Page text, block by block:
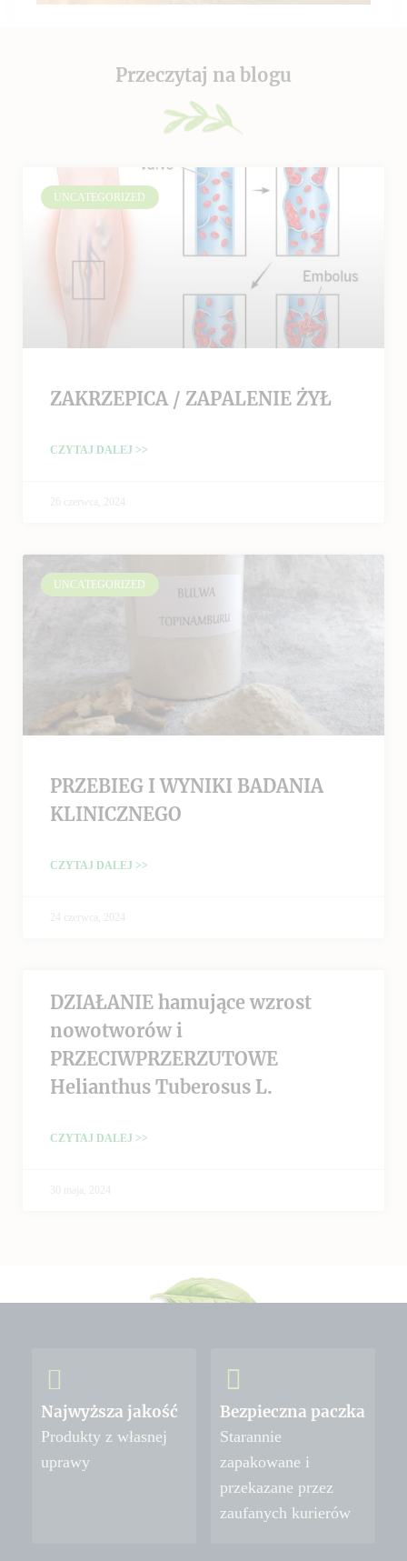
Przeczytaj na blogu
UNCATEGORIZED
ZAKRZEPICA / ZAPALENIE ŻYŁ
CZYTAJ DALEJ >>
26 czerwca, 2024
UNCATEGORIZED
PRZEBIEG I WYNIKI BADANIA
KLINICZNEGO
CZYTAJ DALEJ >>
24 czerwca, 2024
DZIAŁANIE hamujące wzrost
nowotworów i
PRZECIWPRZERZUTOWE
Helianthus Tuberosus L.
CZYTAJ DALEJ >>
30 maja, 2024
Najwyższa jakość
Produkty z własnej
uprawy
Bezpieczna paczka
Starannie
zapakowane i
przekazane przez
zaufanych kurierów